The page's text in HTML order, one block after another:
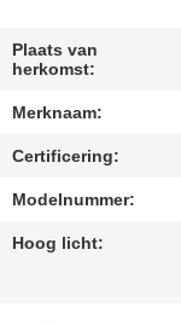
VR
SITEMAP
PRIVACY
POLICY
Plaats van
herkomst:
Merknaam:
Certificering:
Modelnummer:
Hoog licht: